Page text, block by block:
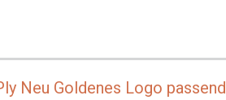
Neu Goldenes Logo passend